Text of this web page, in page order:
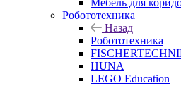
Мебель для
Робототехника
Назад
Робототехника
HUNA
LEGO Education